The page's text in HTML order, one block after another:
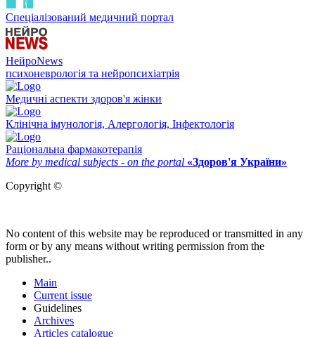
Спеціалізований медичний портал
НейроNews
психоневрологія та нейропсихіатрія
Медичні аспекти здоров'я жінки
Клінічна імунологія, Алергологія, Інфектологія
Раціональна фармакотерапія
More by medical subjects - on the portal «Здоров'я України»
Copyright ©
No content of this website may be reproduced or transmitted in any
form or by any means without writing permission from the
publisher..
Main
Current issue
Guidelines
Archives
Articles catalogue